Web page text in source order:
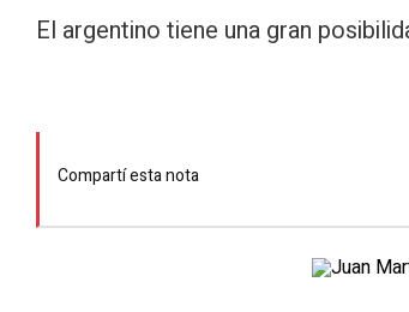
El argentino tiene una gran
Compartí esta nota